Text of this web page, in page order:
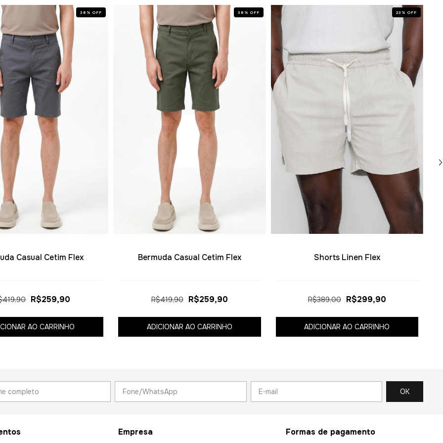
38 % OFF
Casual Cetim Flex
R$259,90
AO CARRINHO
38 % OFF
Bermuda Casual Cetim Flex
R$419,90 R$259,90
ADICIONAR AO CARRINHO
23 % OFF
Shorts Linen Flex
R$389,00 R$299,90
ADICIONAR AO CARRINHO
Empresa Formas de pagamento